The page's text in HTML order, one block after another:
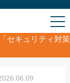
セキュリティ対策